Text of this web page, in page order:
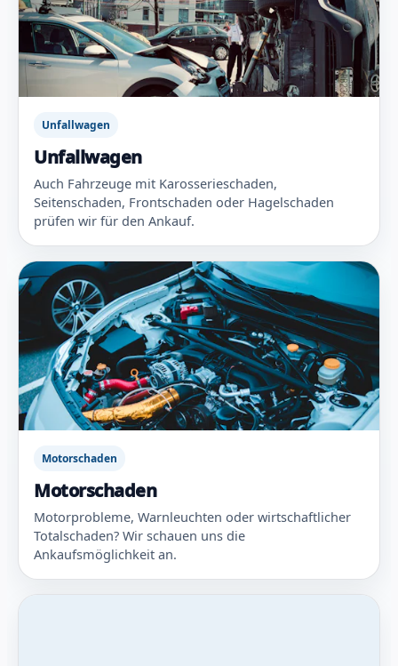
Unfallwagen
Unfallwagen
Auch Fahrzeuge mit Karosserieschaden,
Seitenschaden, Frontschaden oder Hagelschaden
prüfen wir für den Ankauf.
Motorschaden
Motorschaden
Motorprobleme, Warnleuchten oder wirtschaftlicher
Totalschaden? Wir schauen uns die
Ankaufsmöglichkeit an.